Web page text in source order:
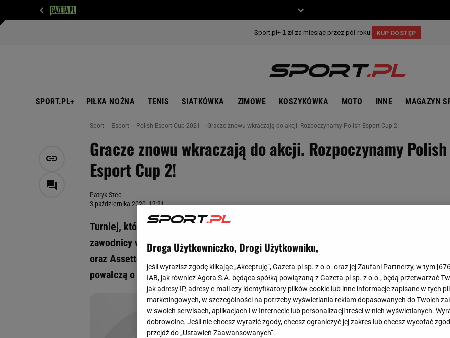
SPORT.PL+ PIŁKA NOŻNA TENIS SIATKÓWKA ZIMOWE KOSZYKÓWKA MOTO INNE MAGAZYN
Sport Esport Polish Esport Cup 2021 Gracze znowu wkraczają do akcji. Rozpoczynamy Polish Esport Cup 2!
Gracze znowu wkraczają do akcji. Rozpoczynamy Polish
Esport Cup 2!
Patryk Stec
3 października 2020, 12:21
Turniej, który podbił serca wielu fanów esportu powraca. Już w najbliższych dniach
zawodnicy wrócą do gry w trzech tytułach - Counter Strike: Global Offensive, VALORANT
oraz Assetto Corsa. W turnieju pod patronatem Actina PACT oraz Sport.pl uczestnicy
powalczą o łączną pulę 54 tysięcy złotych.
Droga Użytkowniczko, Drogi Użytkowniku,
jeśli wyrazisz zgodę klikając „Akceptuję”, Gazeta.pl sp. z o.o. oraz jej Zaufani Partnerzy, w tym [
IAB, jak również Agora S.A. będąca spółką powiązaną z Gazeta.pl sp. z o.o., będą przetwarzać
jak adresy IP, adresy e-mail czy identyfikatory plików cookie lub inne informacje zapisane w tych
marketingowych, w szczególności na potrzeby wyświetlania reklam dopasowanych do Twoich
w swoich serwisach, aplikacjach i w Internecie lub personalizacji treści w nich wyświetlanych.
dobrowolne. Jeśli nie chcesz wyrazić zgody, chcesz ograniczyć jej zakres lub chcesz wycofać
przejdź do „Ustawień Zaawansowanych”.